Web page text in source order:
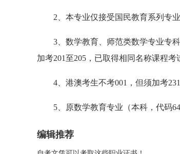
2、本专业仅接受国民教育系列专业
3、数学教育、师范类数学专业专科
加考201至205，已取得相同名称课程考
4、港澳考生不考001，但须加考
5、原数学教育专业（本科，代码
编辑推荐